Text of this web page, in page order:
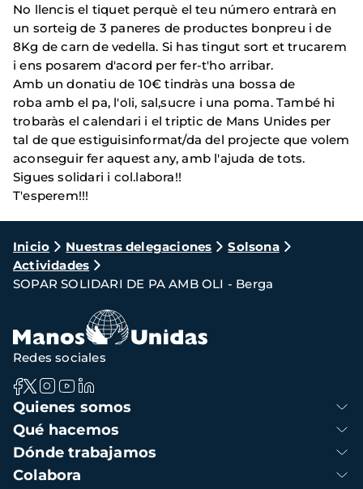
No llencis el tiquet perquè el teu número entrarà en
un sorteig de 3 paneres de productes bonpreu i de
8Kg de carn de vedella. Si has tingut sort et trucarem
i ens posarem d'acord per fer-t'ho arribar.
Amb un donatiu de 10€ tindràs una bossa de
roba amb el pa, l'oli, sal,sucre i una poma. També hi
trobaràs el calendari i el triptic de Mans Unides per
tal de que estiguisinformat/da del projecte que volem
aconseguir fer aquest any, amb l'ajuda de tots.
Sigues solidari i col.labora!!
T'esperem!!!
Ruta
de
navegación
Inicio Nuestras delegaciones
Solsona
Actividades
SOPAR SOLIDARI DE PA AMB OLI - Berga
Navegación
principal
Quienes somos
Qué hacemos
Dónde trabajamos
Colabora
Redes sociales